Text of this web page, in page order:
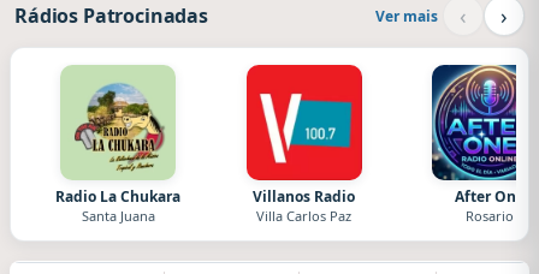
Rádios Patrocinadas Ver mais ‹ ›
Radio La Chukara
Santa Juana
Villanos Radio
Villa Carlos Paz
After One
Rosario